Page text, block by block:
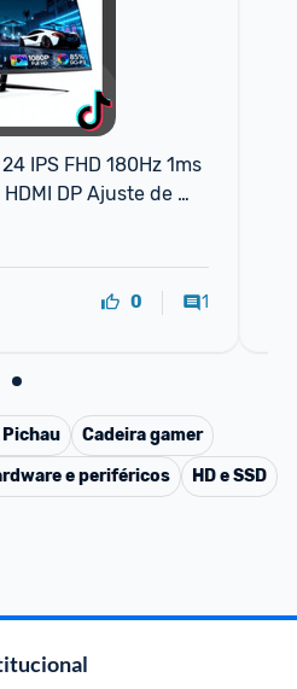
IPS FHD 180Hz 1ms
DP Ajuste de
ideal para PC PS5
0 1
Pichau
Cadeira gamer
e periféricos
HD e SSD